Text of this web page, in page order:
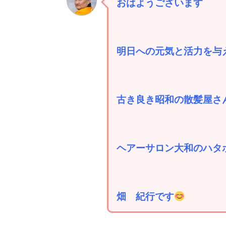
明日への元気と活力を与
古き良き昭和の散髪屋さ
ヘアーサロン大和のハタ
畑 紀行です